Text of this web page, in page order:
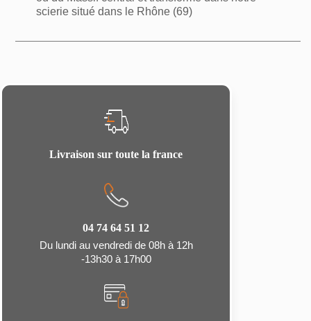
scierie situé dans le Rhône (69)
Livraison sur toute la france
04 74 64 51 12
Du lundi au vendredi de 08h à 12h
-13h30 à 17h00